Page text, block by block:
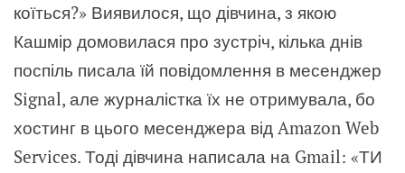
коїться?» Виявилося, що дівчина, з якою
Кашмір домовилася про зустріч, кілька днів
поспіль писала їй повідомлення в месенджер
Signal, але журналістка їх не отримувала, бо
хостинг в цього месенджера від Amazon Web
Services. Тоді дівчина написала на Gmail: «ТИ